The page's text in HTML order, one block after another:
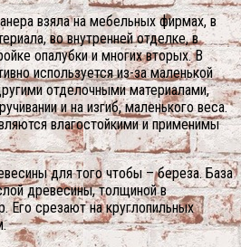
взяла на мебельных фирмах, в
во внутренней отделке, в
опалубки и многих вторых. В
используется из-за маленькой
отделочными материалами,
и на изгиб, маленького веса.
влагостойкими и применимы
для того чтобы – береза. База
древесины, толщиной в
Его срезают на круглопильных